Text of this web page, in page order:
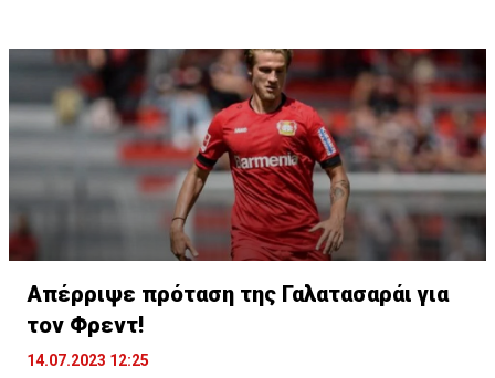
μεγάλα πρωταθλήματα και έχει παραστάσεις το
υψηλότερο επίπεδο.
Απέρριψε πρόταση της Γαλατασαράι για
τον Φρεντ!
14.07.2023 12:25